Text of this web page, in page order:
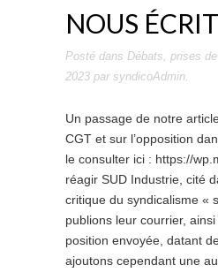
NOUS ÉCRIT
Posté dans Débats, prises
2023 par syndicoAdmin.
Un passage de notre
CGT et sur l’opposition
le consulter ici : https://
réagir SUD Industrie, cité
critique du syndicalisme «
publions leur courrier,
position envoyée, datant
ajoutons cependant une